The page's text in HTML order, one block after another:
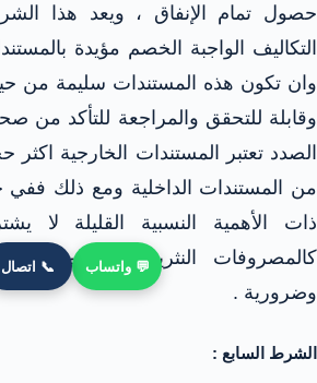
حصول تمام الإنفاق ، ويعد هذا
التكاليف الواجبة الخصم مؤيدة
وان تكون هذه المستندات سليمة من
وقابلة للتحقق والمراجعة للتأكد من
الصدد تعتبر المستندات الخارجية اكثر
من المستندات الداخلية ومع ذلك ففي
ذات الأهمية النسبية القليلة لا
كالمصروفات النثرية والإكراميات
وضرورية .
الشرط السابع :
💬 واتساب 📞 اتصال